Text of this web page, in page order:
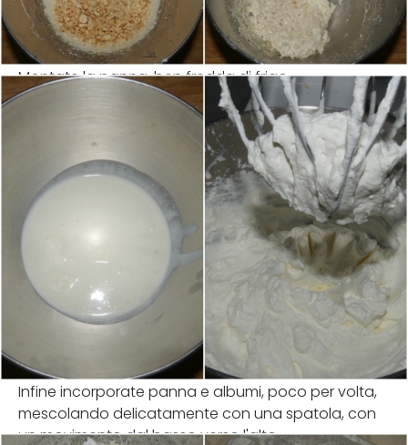
Montate la panna, ben fredda di frigo.
Infine incorporate panna e albumi, poco per volta,
mescolando delicatamente con una spatola, con
un movimento dal basso verso l'alto.